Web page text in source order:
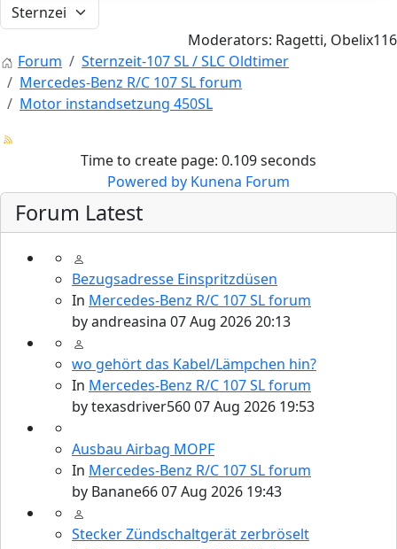
Moderators: Ragetti, Obelix116
Forum
Sternzeit-107 SL / SLC Oldtimer
Mercedes-Benz R/C 107 SL forum
Motor instandsetzung 450SL
Time to create page: 0.109 seconds
Powered by Kunena Forum
Forum Latest
Bezugsadresse Einspritzdüsen
In Mercedes-Benz R/C 107 SL forum
byandreasina 07 Aug 2026 20:13
wo gehört das Kabel/Lämpchen hin?
In Mercedes-Benz R/C 107 SL forum
bytexasdriver56007 Aug 2026 19:53
Ausbau Airbag MOPF
In Mercedes-Benz R/C 107 SL forum
by Banane6607 Aug 2026 19:43
Stecker Zündschaltgerät zerbröselt